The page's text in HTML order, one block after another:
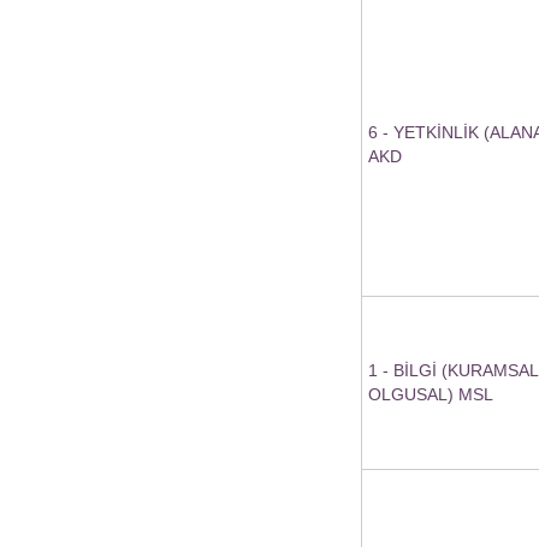
6 - YETKİNLİK
AKD
1 - BİLGİ
OLGUSAL) MSL